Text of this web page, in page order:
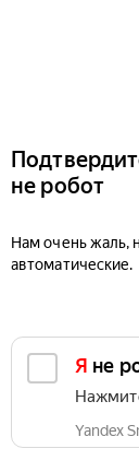
не робот
Нам очень жаль,
автоматические.
Я не
Yandex